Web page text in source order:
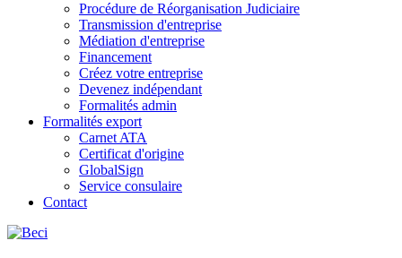
Procédure de Réorganisation Judiciaire
Transmission d'entreprise
Médiation d'entreprise
Financement
Créez votre entreprise
Devenez indépendant
Formalités admin
Formalités export
Carnet ATA
Certificat d'origine
GlobalSign
Service consulaire
Contact